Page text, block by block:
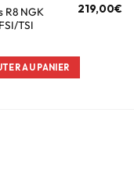
R8 NGK
TSI
219,00€
AU PANIER